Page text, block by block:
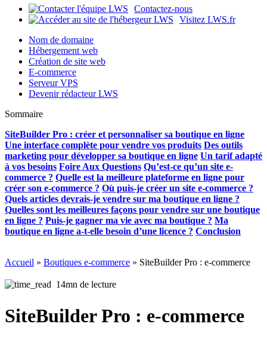
Contactez-nous
Visitez LWS.fr
Nom de domaine
Hébergement web
Création de site web
E-commerce
Serveur VPS
Devenir rédacteur LWS
Sommaire
SiteBuilder Pro : créer et personnaliser sa boutique en ligne
Une interface complète pour vendre vos produits Des outils
marketing pour développer sa boutique en ligne Un tarif adapté
à vos besoins Foire Aux Questions Qu’est-ce qu’un site e-
commerce ? Quelle est la meilleure plateforme en ligne pour
créer son e-commerce ? Où puis-je créer un site e-commerce ?
Quels articles devrais-je vendre sur ma boutique en ligne ?
Quelles sont les meilleures façons pour vendre sur une boutique
en ligne ? Puis-je gagner ma vie avec ma boutique ? Ma
boutique en ligne a-t-elle besoin d’une licence ? Conclusion
Accueil » Boutiques e-commerce » SiteBuilder Pro : e-commerce
14mn de lecture
SiteBuilder Pro : e-commerce